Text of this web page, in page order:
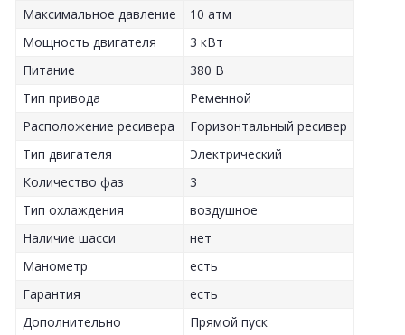
Максимальное давление
10 атм
Мощность двигателя
3 кВт
Питание
380 В
Тип привода
Ременной
Расположение ресивера
Горизонтальный ресивер
Тип двигателя
Электрический
Количество фаз
3
Тип охлаждения
воздушное
Наличие шасси
нет
Манометр
есть
Гарантия
есть
Дополнительно
Прямой пуск